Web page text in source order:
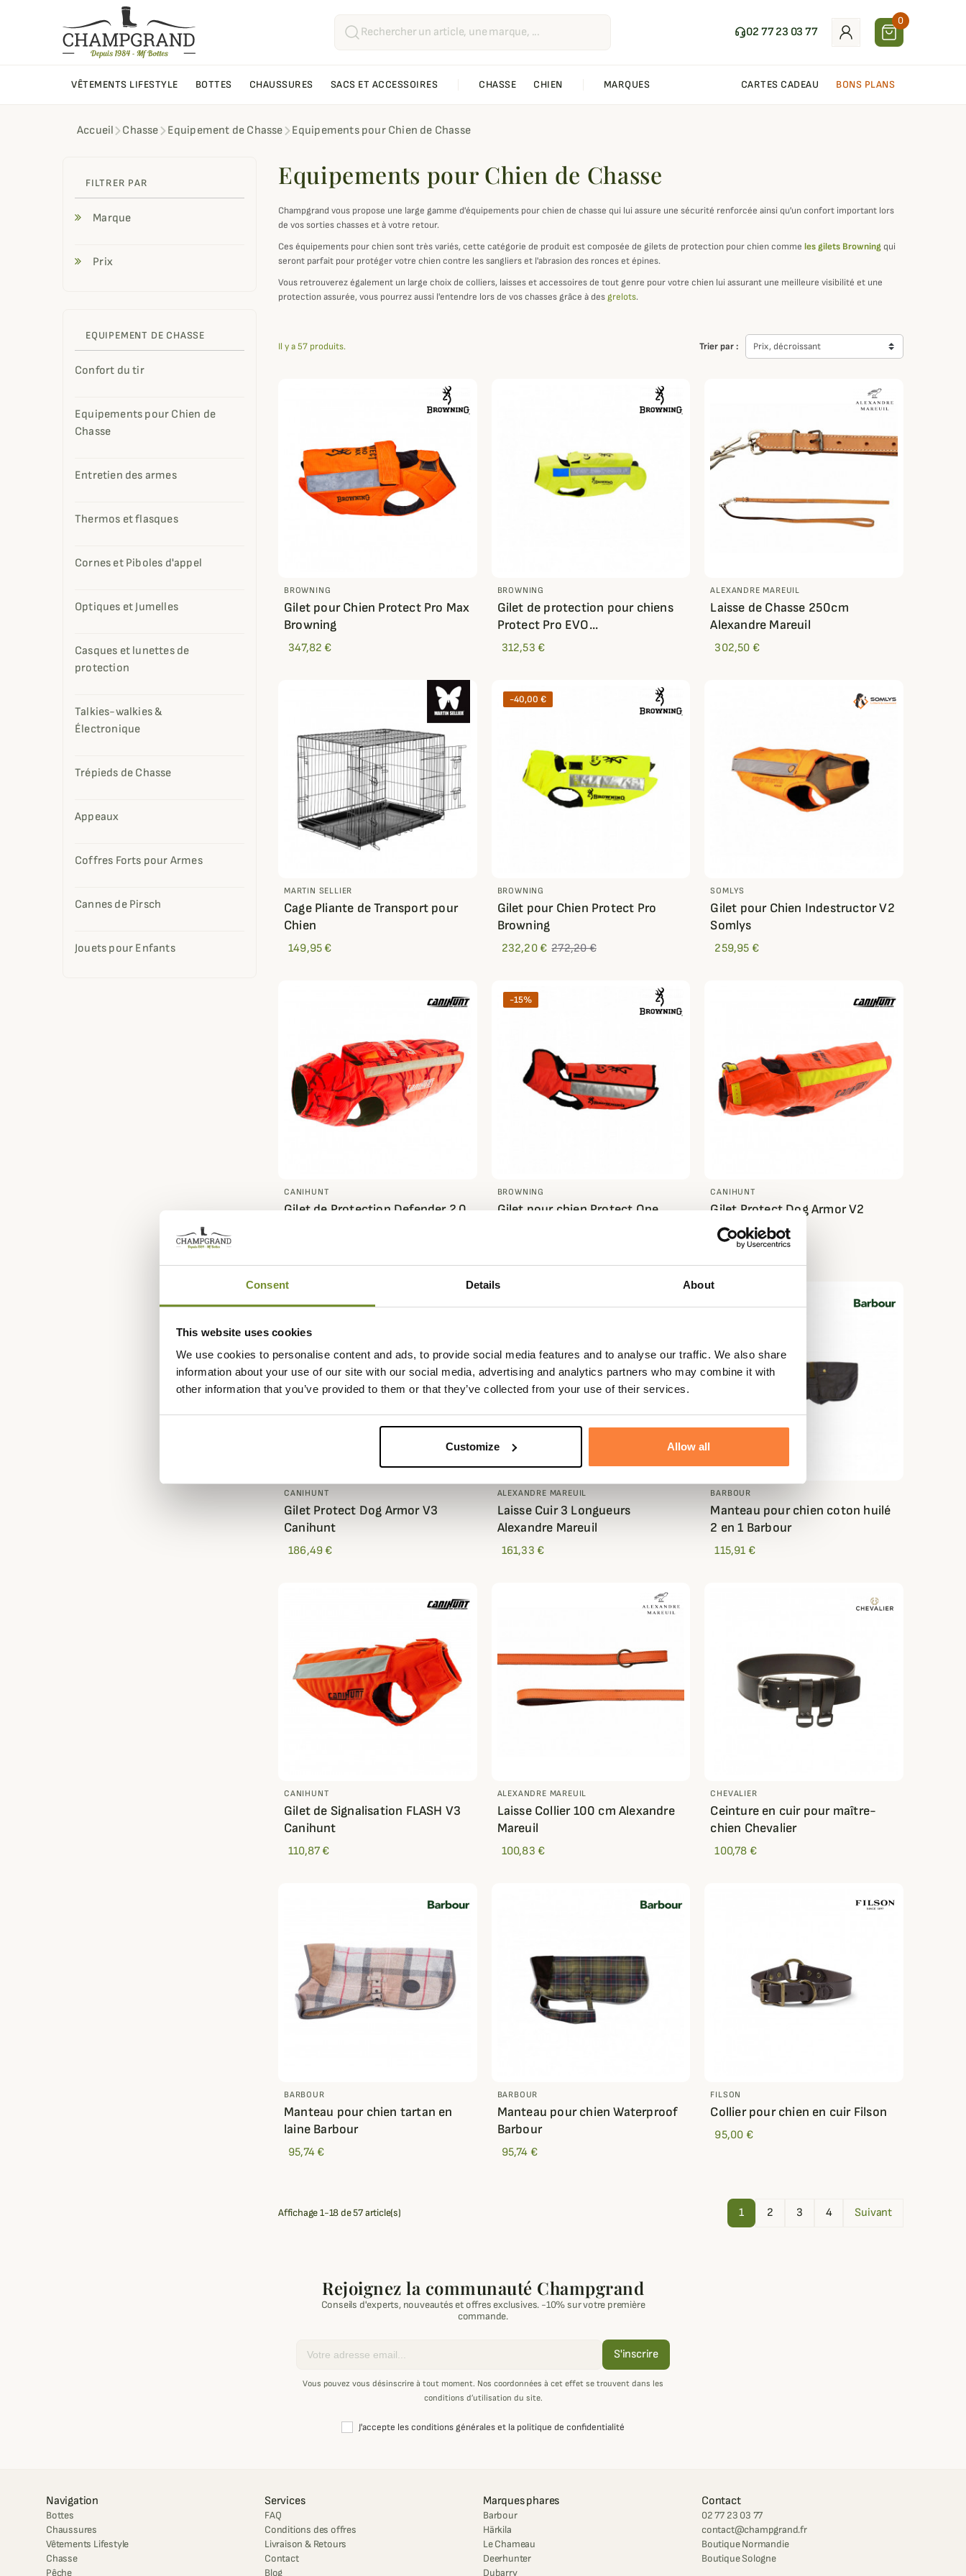
Consent Details About
This website uses cookies
We use cookies to personalise content and ads, to provide social media features and to analyse our traffic. We also share
information about your use of our site with our social media, advertising and analytics partners who may combine it with
other information that you’ve provided to them or that they’ve collected from your use of their services.
Customize Allow all
02 77 23 03 77
0
VÊTEMENTS LIFESTYLE BOTTES CHAUSSURES SACS ET ACCESSOIRES CHASSE CHIEN MARQUES CARTES CADEAU BONS PLANS
Accueil Chasse Equipement de Chasse Equipements pour Chien de Chasse
FILTRER PAR
Marque
Prix
EQUIPEMENT DE CHASSE
Confort du tir
Equipements pour Chien de
Chasse
Entretien des armes
Thermos et flasques
Cornes et Piboles d'appel
Optiques et Jumelles
Casques et lunettes de
protection
Talkies-walkies &
Électronique
Trépieds de Chasse
Appeaux
Coffres Forts pour Armes
Cannes de Pirsch
Jouets pour Enfants
Equipements pour Chien de Chasse
Champgrand vous propose une large gamme d'équipements pour chien de chasse qui lui assure une sécurité renforcée ainsi qu'un confort important lors
de vos sorties chasses et à votre retour.
Ces équipements pour chien sont très variés, cette catégorie de produit est composée de gilets de protection pour chien comme les gilets Browningqui
seront parfait pour protéger votre chien contre les sangliers et l'abrasion des ronces et épines.
Vous retrouverez également un large choix de colliers, laisses et accessoires de tout genre pour votre chien lui assurant une meilleure visibilité et une
protection assurée, vous pourrez aussi l'entendre lors de vos chasses grâce à des grelots.
Trier par : Prix, décroissant
Il y a 57 produits.
BROWNING
Gilet pour Chien Protect Pro Max
Browning
347,82 €
BROWNING
Gilet de protection pour chiens
Protect Pro EVO...
312,53 €
ALEXANDRE MAREUIL
Laisse de Chasse 250cm
Alexandre Mareuil
302,50 €
MARTIN SELLIER
Cage Pliante de Transport pour
Chien
149,95 €
-40,00 €
BROWNING
Gilet pour Chien Protect Pro
Browning
232,20 € 272,20 €
SOMLYS
Gilet pour Chien Indestructor V2
Somlys
259,95 €
CANIHUNT
Gilet de Protection Defender 2.0
-15%
BROWNING
Gilet pour chien Protect One
CANIHUNT
Gilet Protect Dog Armor V2
Canihunt
201,62 €
CANIHUNT
Gilet Protect Dog Armor V3
Canihunt
186,49 €
ALEXANDRE MAREUIL
Laisse Cuir 3 Longueurs
Alexandre Mareuil
161,33 €
BARBOUR
Manteau pour chien coton huilé
2 en 1 Barbour
115,91 €
CANIHUNT
Gilet de Signalisation FLASH V3
Canihunt
110,87 €
ALEXANDRE MAREUIL
Laisse Collier 100 cm Alexandre
Mareuil
100,83 €
CHEVALIER
Ceinture en cuir pour maître-
chien Chevalier
100,78 €
BARBOUR
Manteau pour chien tartan en
laine Barbour
95,74 €
BARBOUR
Manteau pour chien Waterproof
Barbour
95,74 €
FILSON
Collier pour chien en cuir Filson
95,00 €
Affichage 1-18 de 57 article(s) 1 2 3 4 Suivant
Rejoignez la communauté Champgrand
Conseils d'experts, nouveautés et offres exclusives. -10% sur votre première
commande.
S'inscrire
Vous pouvez vous désinscrire à tout moment. Nos coordonnées à cet effet se trouvent dans les
conditions d’utilisation du site.
J'accepte les conditions générales et la politique de confidentialité
Navigation
Bottes
Chaussures
Vêtements Lifestyle
Chasse
Pêche
Services
FAQ
Conditions des offres
Livraison & Retours
Contact
Blog
Marques phares
Barbour
Härkila
Le Chameau
Deerhunter
Dubarry
Contact
02 77 23 03 77
contact@champgrand.fr
Boutique Normandie
Boutique Sologne